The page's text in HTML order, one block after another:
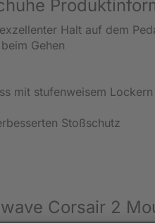
Halt auf dem
Gehen
mit stufenweisem
Stoßschutz
Corsair 2